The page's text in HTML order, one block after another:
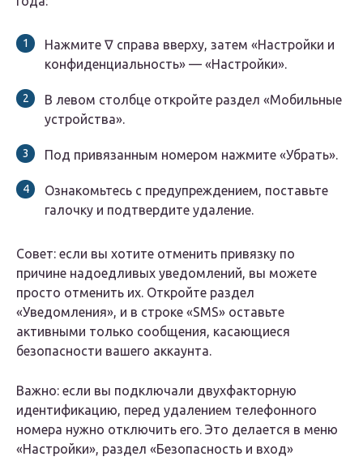
Нажмите ∇ справа вверху, затем «Настройки и
конфиденциальность» — «Настройки».
В левом столбце откройте раздел «Мобильные
устройства».
Под привязанным номером нажмите «Убрать».
Ознакомьтесь с предупреждением, поставьте
галочку и подтвердите удаление.
Совет: если вы хотите отменить привязку по
причине надоедливых уведомлений, вы можете
просто отменить их. Откройте раздел
«Уведомления», и в строке «SMS» оставьте
активными только сообщения, касающиеся
безопасности вашего аккаунта.
Важно: если вы подключали двухфакторную
идентификацию, перед удалением телефонного
номера нужно отключить его. Это делается в меню
«Настройки», раздел «Безопасность и вход»